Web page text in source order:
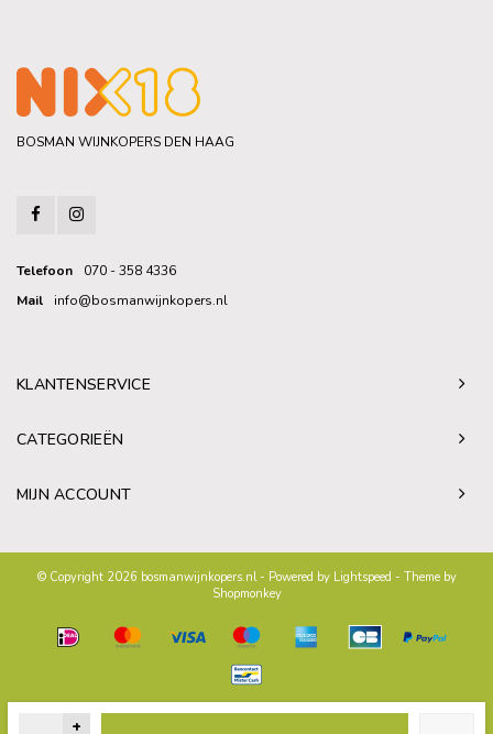
+
BOSMAN WIJNKOPERS DEN HAAG
Telefoon
070 - 358 4336
Mail
info@bosmanwijnkopers.nl
KLANTENSERVICE
CATEGORIEËN
MIJN ACCOUNT
© Copyright 2026 bosmanwijnkopers.nl - Powered by Lightspeed - Theme by
Shopmonkey